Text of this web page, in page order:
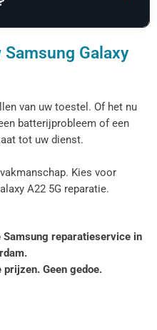
Galaxy
van uw toestel. Of het nu
batterijprobleem of een
tot uw dienst.
Kies voor
A22 5G reparatie.
reparatieservice in
Geen gedoe.